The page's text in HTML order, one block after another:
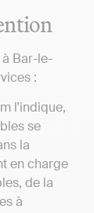
Bar-le-
:
l'indique,
se
la
en charge
de la
à